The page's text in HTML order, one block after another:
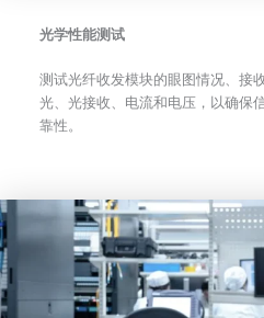
光学性能测试
测试光纤收发模块的眼图情况、接
光、光接收、电流和电压，以确保
靠性。